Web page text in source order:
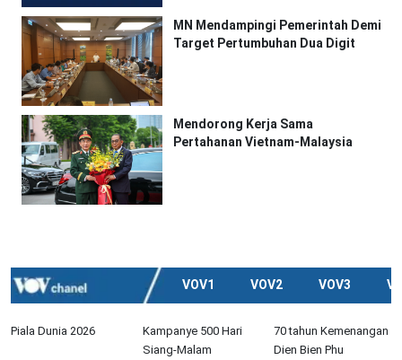
MN Mendampingi Pemerintah Demi
Target Pertumbuhan Dua Digit
Mendorong Kerja Sama
Pertahanan Vietnam-Malaysia
VOV1 VOV2 VOV3
Piala Dunia 2026
Kampanye 500 Hari
Siang-Malam
70 tahun Kemenangan
Dien Bien Phu